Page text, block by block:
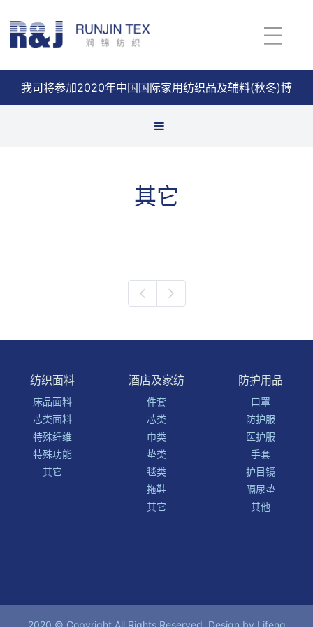
我司将参加2020年中国国际家用纺织品及辅料(秋冬)博
查看详情
防火面料
其它
纺织面料
床品面料
芯类面料
特殊纤维
特殊功能
其它
酒店及家纺
件套
芯类
巾类
垫类
毯类
拖鞋
其它
防护用品
口罩
防护服
医护服
手套
护目镜
隔尿垫
其他
2020 © Copyright All Rights Reserved. Design by Lifeng